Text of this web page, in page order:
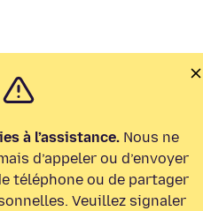
à l’assistance.Nous ne
d’appeler ou d’envoyer
téléphone ou de partager
Veuillez signaler